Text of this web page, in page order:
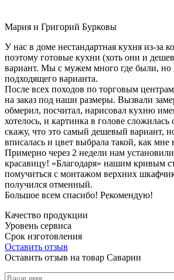
Мария и Григорий Бурковы
У нас в доме нестандартная кухня из-за
поэтому готовые кухни (хоть они и
вариант. Мы с мужем много где были, но
подходящего варианта.
После всех походов по торговым
на заказ под наши размеры. Вызвали
обмерил, посчитал, нарисовал кухню
хотелось, и картинка в голове сложилась
скажу, что это самый дешевый вариант,
вписалась и цвет выбрала такой, как мне
Примерно через 2 недели нам
красавицу! «Благодаря» нашим кривым
помучиться с монтажом верхних
получился отменный.
Большое всем спасибо! Рекомендую!
Качество продукции
Уровень сервиса
Срок изготовления
Оставить отзыв
Оставить отзыв на товар Саварин